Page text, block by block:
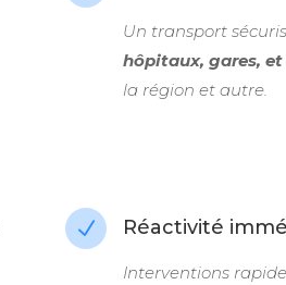
Un transport
hôpitaux, gares,
la région et autre.
N Réactivité
Interventions